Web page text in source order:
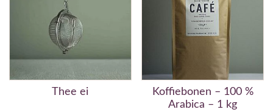
Thee ei
Koffiebonen – 100 %
Arabica – 1 kg